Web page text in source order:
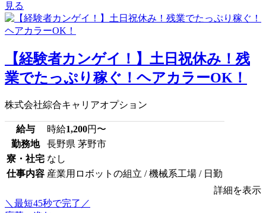
見る
【経験者カンゲイ！】土日祝休み！残
業でたっぷり稼ぐ！ヘアカラーOK！
株式会社綜合キャリアオプション
給与 時給1,200円〜
勤務地
長野県 茅野市
寮・社宅 なし
仕事内容 産業用ロボットの組立 / 機械系工場 / 日勤
詳細を表示
＼最短45秒で完了／